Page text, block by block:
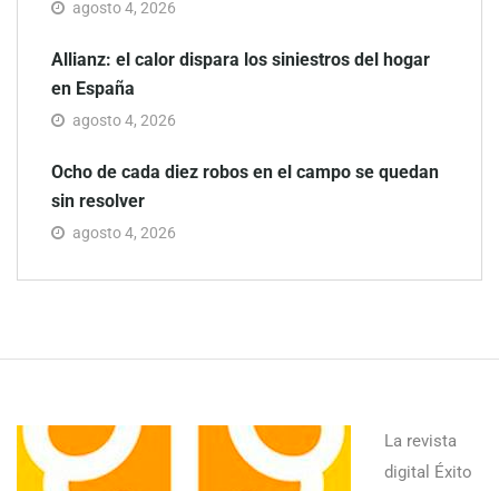
agosto 4, 2026
Allianz: el calor dispara los siniestros del hogar
en España
agosto 4, 2026
Ocho de cada diez robos en el campo se quedan
sin resolver
agosto 4, 2026
La revista
digital Éxito